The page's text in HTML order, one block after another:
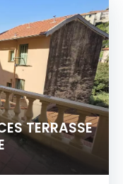
TERRASSE